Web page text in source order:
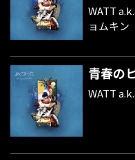
WATT
ョムキン
青春の
WATT